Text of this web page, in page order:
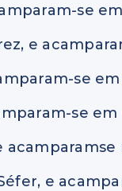
se
e
se em
se
e